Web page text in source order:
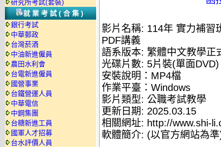
研究所考試(套裝)
就業考試(合集)
銀行考試
中華郵政
台灣菸酒
中油新進僱員
農田水利會
台電新進僱員
國營事業
台鐵營運人員
中華電信
中鋼集團
台糖新進工員
國軍人才招募
台水評價人員
影片名稱: 114年 實力補習
PDF講義
語系版本: 繁體中文教學正
光碟片數: 5片裝(單面DVD)
安裝說明：MP4檔
作業平臺：Windows
影片類型: 公職考試教學
更新日期: 2025.03.15
相關網址: http://www.shi-
軟體簡介: (以官方網站為